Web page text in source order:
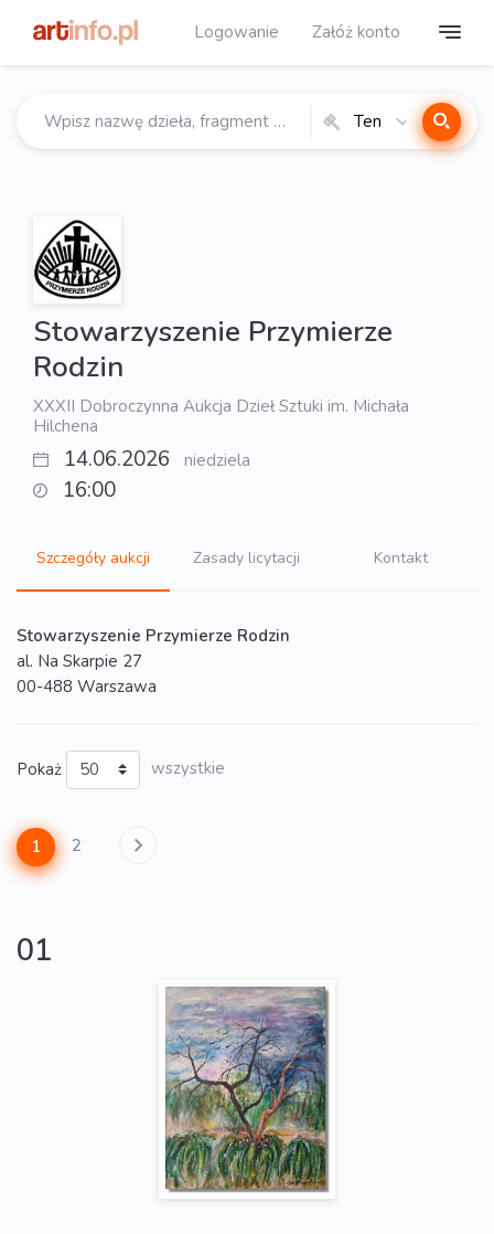
Logowanie Załóż konto
Ten
Stowarzyszenie Przymierze
Rodzin
XXXII Dobroczynna Aukcja Dzieł Sztuki im. Michała
Hilchena
14.06.2026 niedziela
16:00
Szczegóły aukcji Zasady licytacji Kontakt
Stowarzyszenie Przymierze Rodzin
al. Na Skarpie 27
00-488 Warszawa
Pokaż wszystkie
1 2
01